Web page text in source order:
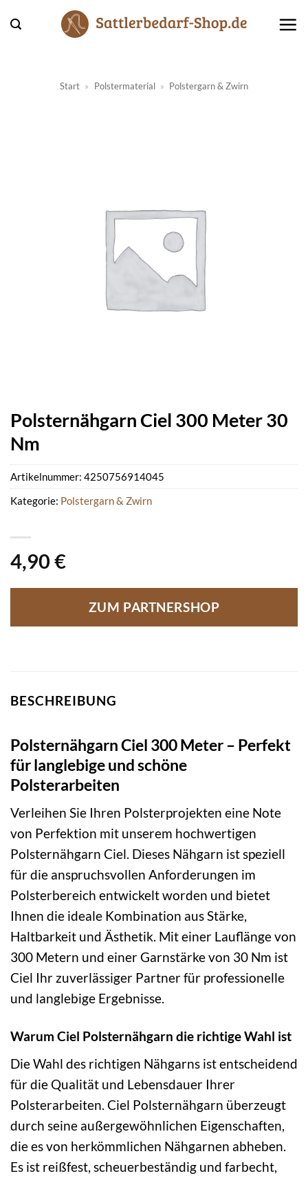
Inhalt
Start » Polstermaterial » Polstergarn & Zwirn
Polsternähgarn Ciel 300 Meter 30
Nm
4,90 €
ZUM PARTNERSHOP
Artikelnummer: 4250756914045
Kategorie: Polstergarn & Zwirn
BESCHREIBUNG
Polsternähgarn Ciel 300 Meter – Perfekt
für langlebige und schöne
Polsterarbeiten
Verleihen Sie Ihren Polsterprojekten eine Note
von Perfektion mit unserem hochwertigen
Polsternähgarn Ciel. Dieses Nähgarn ist speziell
für die anspruchsvollen Anforderungen im
Polsterbereich entwickelt worden und bietet
Ihnen die ideale Kombination aus Stärke,
Haltbarkeit und Ästhetik. Mit einer Lauflänge von
300 Metern und einer Garnstärke von 30 Nm ist
Ciel Ihr zuverlässiger Partner für professionelle
und langlebige Ergebnisse.
Warum Ciel Polsternähgarn die richtige Wahl ist
Die Wahl des richtigen Nähgarns ist entscheidend
für die Qualität und Lebensdauer Ihrer
Polsterarbeiten. Ciel Polsternähgarn überzeugt
durch seine außergewöhnlichen Eigenschaften,
die es von herkömmlichen Nähgarnen abheben.
Es ist reißfest, scheuerbeständig und farbecht,